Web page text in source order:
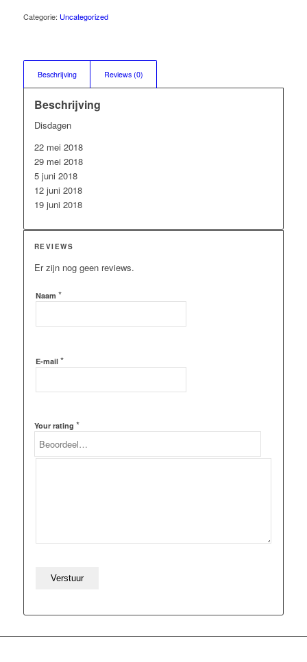
Categorie: Uncategorized
Beschrijving Reviews (0)
Beschrijving
Disdagen
22 mei 2018
29 mei 2018
5 juni 2018
12 juni 2018
19 juni 2018
REVIEWS
Er zijn nog geen reviews.
Naam *
E-mail *
Your rating *